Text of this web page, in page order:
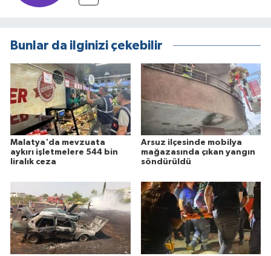
Bunlar da ilginizi çekebilir
Malatya'da mevzuata
aykırı işletmelere 544 bin
liralık ceza
Arsuz ilçesinde mobilya
mağazasında çıkan yangın
söndürüldü